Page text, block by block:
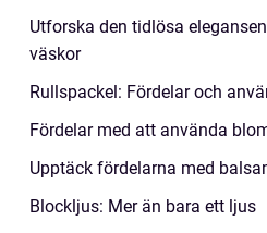
Utforska den tidlösa
väskor
Rullspackel: Fördelar och
Fördelar med att använda
Upptäck fördelarna med
Blockljus: Mer än bara ett ljus